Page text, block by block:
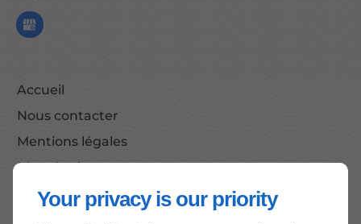
Your privacy is our priority
Accueil
Nous contacter
Mentions légales
Plan du site